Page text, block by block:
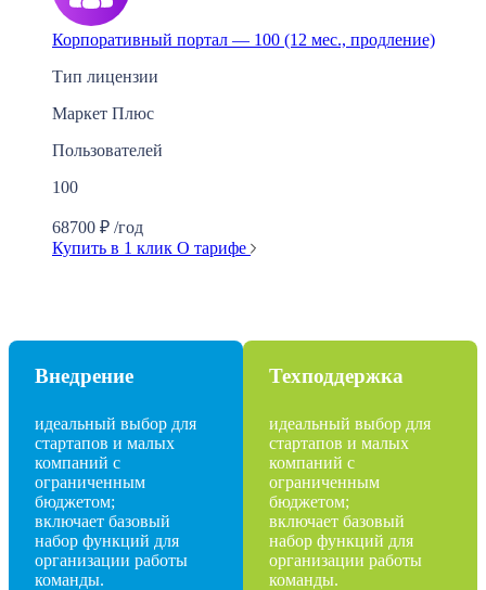
Корпоративный портал — 100 (12 мес., продление)
Тип лицензии
Маркет Плюс
Пользователей
100
68700 ₽ /год
Купить в 1 клик О тарифе
Внедрение
идеальный выбор для
стартапов и малых
компаний с
ограниченным
бюджетом;
включает базовый
набор функций для
организации работы
команды.
Техподдержка
идеальный выбор для
стартапов и малых
компаний с
ограниченным
бюджетом;
включает базовый
набор функций для
организации работы
команды.